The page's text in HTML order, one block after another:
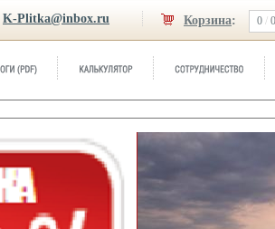
K-Plitka@inbox.ru Корзина: 0 / 0